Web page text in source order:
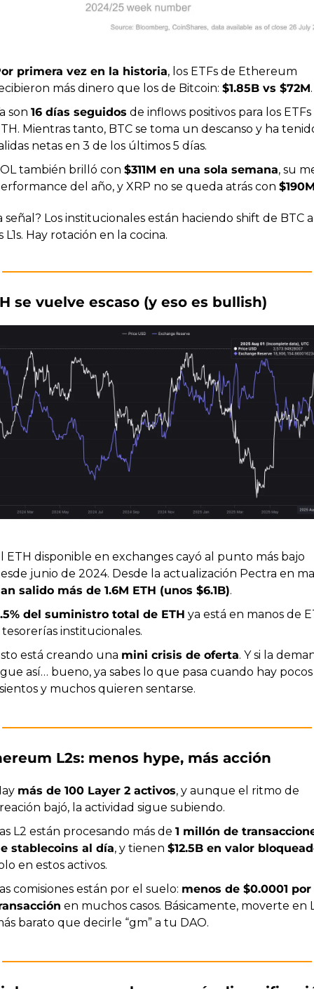
primera vez en la historia, los ETFs de Ethereum
más dinero que los de Bitcoin: $1.85B vs $72M.
son 16 días seguidos de inflows positivos para los
Mientras tanto, BTC se toma un descanso y ha
netas en 3 de los últimos 5 días.
también brilló con $311M en una sola semana, su
del año, y XRP no se queda atrás con
señal? Los institucionales están haciendo shift de BTC
L1s. Hay rotación en la cocina.
se vuelve escaso (y eso es bullish)
ETH disponible en exchanges cayó al punto más bajo
salido más de 1.6M ETH (unos $6.1B).
del suministro total de ETH ya está en manos de
tesorerías institucionales.
está creando una mini crisis de oferta. Y si la
así… bueno, ya sabes lo que pasa cuando hay pocos
y muchos quieren sentarse.
L2s: menos hype, más acción
más de 100 Layer 2 activos, y aunque el ritmo de
bajó, la actividad sigue subiendo.
L2 están procesando más de 1 millón de
stablecoins al día, y tienen $12.5B en valor
en estos activos.
comisiones están por el suelo: menos de $0.0001 por
en muchos casos. Básicamente, moverte en
barato que decirle “gm” a tu DAO.